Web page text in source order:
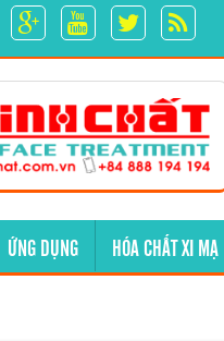
ỨNG DỤNG HÓA CHẤT XI MẠ